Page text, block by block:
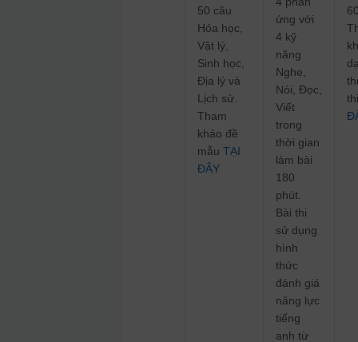
50 câu
Hóa học,
Vật lý,
Sinh học,
Địa lý và
Lịch sử.
Tham
khảo đề
mẫuTẠI
ĐÂY
ứng với
4 kỹ
năng
Nghe,
Nói, Đọc,
Viết
trong
thời gian
làm bài
180
phút.
Bài thi
sử dụng
hình
thức
đánh giá
năng lực
tiếng
anh từ